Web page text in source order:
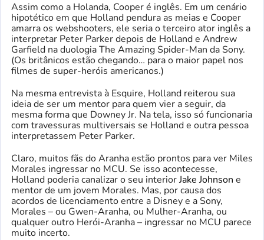
Assim como a Holanda, Cooper é inglês. Em um cenário
hipotético em que Holland pendura as meias e Cooper
amarra os webshooters, ele seria o terceiro ator inglês a
interpretar Peter Parker depois de Holland e Andrew
Garfield na duologia The Amazing Spider-Man da Sony.
(Os britânicos estão chegando… para o maior papel nos
filmes de super-heróis americanos.)
Na mesma entrevista à Esquire, Holland reiterou sua
ideia de ser um mentor para quem vier a seguir, da
mesma forma que Downey Jr. Na tela, isso só funcionaria
com travessuras multiversais se Holland e outra pessoa
interpretassem Peter Parker.
Claro, muitos fãs do Aranha estão prontos para ver Miles
Morales ingressar no MCU. Se isso acontecesse,
Holland poderia canalizar o seu interiorJake Johnson e
mentor de um jovem Morales. Mas, por causa dos
acordos de licenciamento entre a Disney e a Sony,
Morales – ou Gwen-Aranha, ou Mulher-Aranha, ou
qualquer outro Herói-Aranha – ingressar no MCU parece
muito incerto.